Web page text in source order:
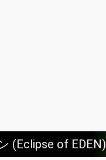
(Eclipse of EDEN)